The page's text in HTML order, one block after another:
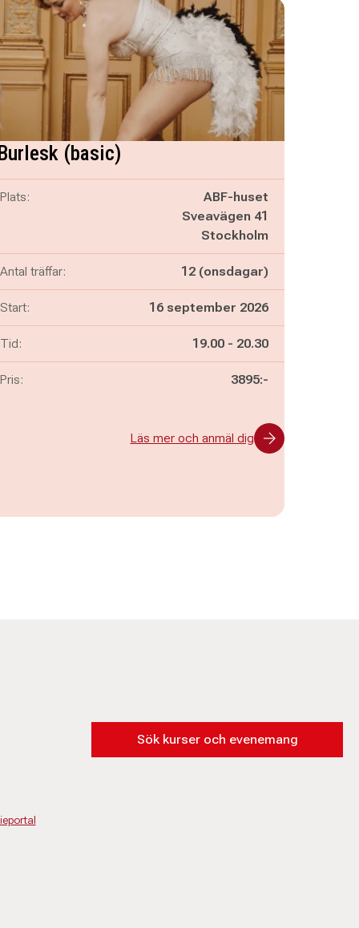
(basic)
Plats:
ABF-huset
Sveavägen 41
Stockholm
Antal träffar: 12 (onsdagar)
Start: 16 september 2026
Tid: Pågår mellan
19.00 - och
20.30
Pris: 3895:-
Läs mer och anmäl dig
Sök kurser och evenemang